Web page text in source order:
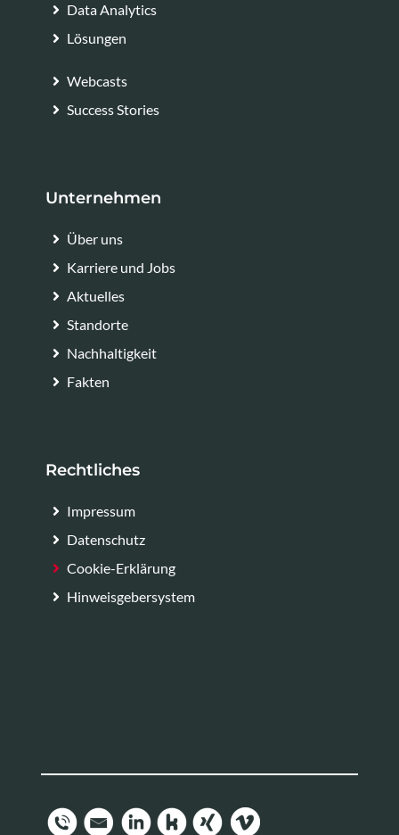
Data Analytics
Lösungen
Webcasts
Success Stories
Unternehmen
Über uns
Karriere und Jobs
Aktuelles
Standorte
Nachhaltigkeit
Fakten
Rechtliches
Impressum
Datenschutz
Cookie-Erklärung
Hinweisgebersystem